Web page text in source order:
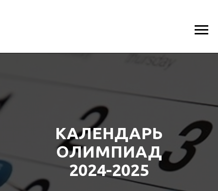
КАЛЕНДАРЬ
ОЛИМПИАД
2024-2025